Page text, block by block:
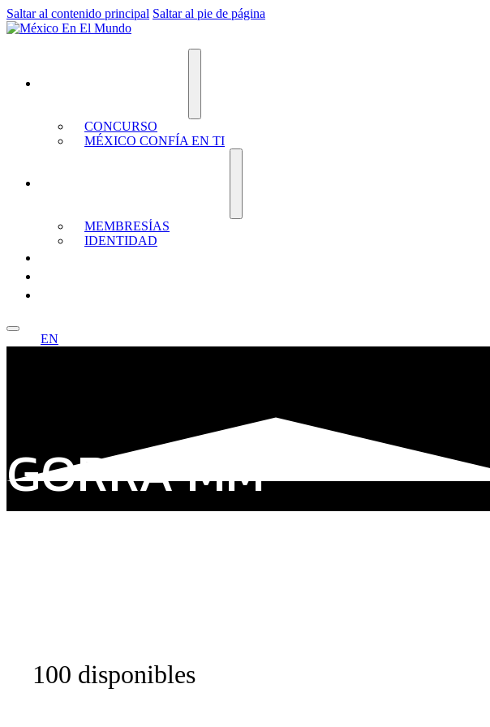
Saltar al contenido principal Saltar al pie de página
CONCURSO
MÉXICO CONFÍA EN TI
MEMBRESÍAS
IDENTIDAD
EN
GORRA MM
100 disponibles